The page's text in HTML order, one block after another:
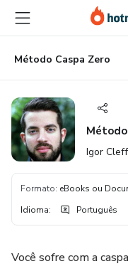
para
conteúdo
principal
para
pagamento
para
rodapéMétodo Caspa Zero
Igor
Formato: eBooks ou
Idioma: Português
Você sofre com a